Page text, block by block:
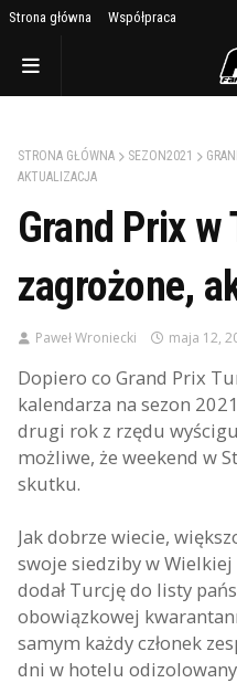
Strona główna Współpraca
STRONA GŁÓWNA SEZON2021
AKTUALIZACJA
Grand Prix w
zagrożone,
Paweł Wroniecki maja 12,
Dopiero co Grand Prix
kalendarza na sezon
drugi rok z rzędu
możliwe, że weekend w
skutku.
Jak dobrze wiecie,
swoje siedziby w
dodał Turcję do listy
obowiązkowej
samym każdy członek
dni w hotelu